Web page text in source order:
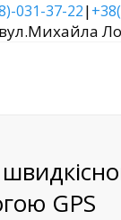
031-37-22|
GPS